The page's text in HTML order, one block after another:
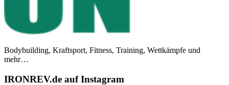
Bodybuilding, Kraftsport, Fitness, Training, Wettkämpfe und
mehr…
IRONREV.de auf Instagram